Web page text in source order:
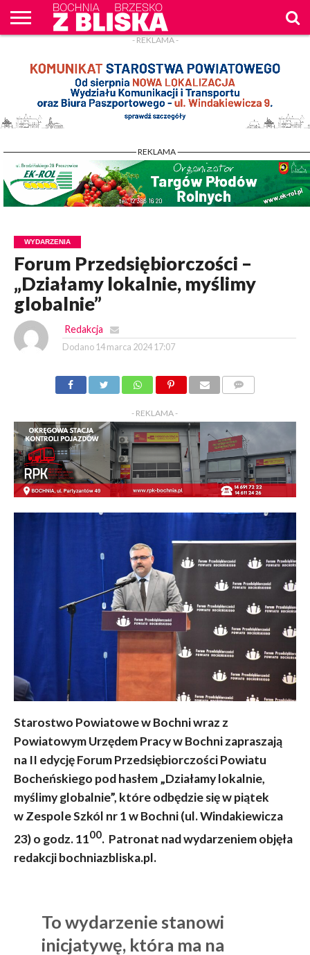
WPROST
REKLAM
- REKLAMA -
- REKLAMA -
WYDARZENIA
Forum Przedsiębiorczości –
„Działamy lokalnie, myślimy
globalnie”
Redakcja
Dodano 14 marca 2024 17:07
- REKLAMA -
Starostwo Powiatowe w Bochni wraz z
Powiatowym Urzędem Pracy w Bochni zapraszają
na II edycję Forum Przedsiębiorczości Powiatu
Bocheńskiego pod hasłem „Działamy lokalnie,
myślimy globalnie”, które odbędzie się w piątek
w Zespole Szkól nr 1 w Bochni (ul. Windakiewicza
23) o godz. 1100. Patronat nad wydarzeniem objęła
redakcji bochniazbliska.pl.
To wydarzenie stanowi
inicjatywę, która ma na